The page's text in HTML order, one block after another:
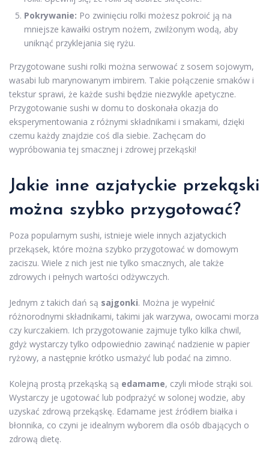
Pokrywanie: Po zwinięciu rolki możesz pokroić ją na
mniejsze kawałki ostrym nożem, zwilżonym wodą, aby
uniknąć przyklejania się ryżu.
Przygotowane sushi rolki można serwować z sosem sojowym,
wasabi lub marynowanym imbirem. Takie połączenie smaków i
tekstur sprawi, że każde sushi będzie niezwykle apetyczne.
Przygotowanie sushi w domu to doskonała okazja do
eksperymentowania z różnymi składnikami i smakami, dzięki
czemu każdy znajdzie coś dla siebie. Zachęcam do
wypróbowania tej smacznej i zdrowej przekąski!
Jakie inne azjatyckie przekąski
można szybko przygotować?
Poza popularnym sushi, istnieje wiele innych azjatyckich
przekąsek, które można szybko przygotować w domowym
zaciszu. Wiele z nich jest nie tylko smacznych, ale także
zdrowych i pełnych wartości odżywczych.
Jednym z takich dań są sajgonki. Można je wypełnić
różnorodnymi składnikami, takimi jak warzywa, owocami morza
czy kurczakiem. Ich przygotowanie zajmuje tylko kilka chwil,
gdyż wystarczy tylko odpowiednio zawinąć nadzienie w papier
ryżowy, a następnie krótko usmażyć lub podać na zimno.
Kolejną prostą przekąską są edamame, czyli młode strąki soi.
Wystarczy je ugotować lub podprażyć w solonej wodzie, aby
uzyskać zdrową przekąskę. Edamame jest źródłem białka i
błonnika, co czyni je idealnym wyborem dla osób dbających o
zdrową dietę.